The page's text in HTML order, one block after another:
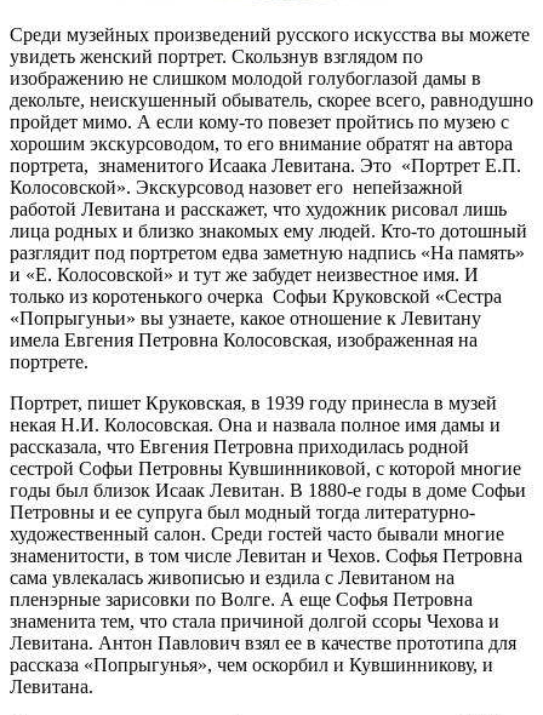
Среди музейных произведений русского искусства вы можете
увидеть женский портрет. Скользнув взглядом по
изображению не слишком молодой голубоглазой дамы в
декольте, неискушенный обыватель, скорее всего, равнодушно
пройдет мимо. А если кому-то повезет пройтись по музею с
хорошим экскурсоводом, то его внимание обратят на автора
портрета, знаменитого Исаака Левитана. Это «Портрет Е.П.
Колосовской». Экскурсовод назовет его непейзажной
работой Левитана и расскажет, что художник рисовал лишь
лица родных и близко знакомых ему людей. Кто-то дотошный
разглядит под портретом едва заметную надпись «На память»
и «Е. Колосовской» и тут же забудет неизвестное имя. И
только из коротенького очерка Софьи Круковской «Сестра
«Попрыгуньи» вы узнаете, какое отношение к Левитану
имела Евгения Петровна Колосовская, изображенная на
портрете.
Портрет, пишет Круковская, в 1939 году принесла в музей
некая Н.И. Колосовская. Она и назвала полное имя дамы и
рассказала, что Евгения Петровна приходилась родной
сестрой Софьи Петровны Кувшинниковой, с которой многие
годы был близок Исаак Левитан. В 1880-е годы в доме Софьи
Петровны и ее супруга был модный тогда литературно-
художественный салон. Среди гостей часто бывали многие
знаменитости, в том числе Левитан и Чехов. Софья Петровна
сама увлекалась живописью и ездила с Левитаном на
пленэрные зарисовки по Волге. А еще Софья Петровна
знаменита тем, что стала причиной долгой ссоры Чехова и
Левитана. Антон Павлович взял ее в качестве прототипа для
рассказа «Попрыгунья», чем оскорбил и Кувшинникову, и
Левитана.